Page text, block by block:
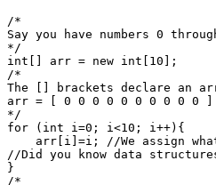
/*
Say you have numbers 0
*/
int[] arr = new int[10];
/*
The [] brackets declare an
arr = [ 0 0 0 0 0 0 0 0 0 0 ]
*/
for (int i=0; i<10; i++){
arr[i]=i; //We assign
//Did you know data
}
/*